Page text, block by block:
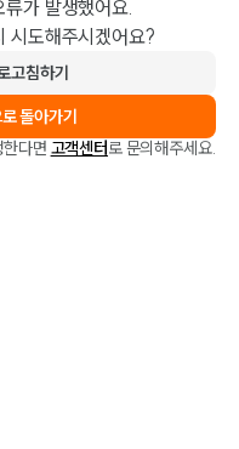
류가 발생했어요.
시도해주시겠어요?
고침하기
돌아가기
다면 고객센터로 문의해주세요.